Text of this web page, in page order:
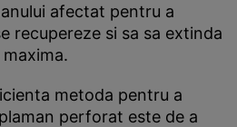
afectat pentru a
recupereze si sa sa extinda
metoda pentru a
perforat este de a